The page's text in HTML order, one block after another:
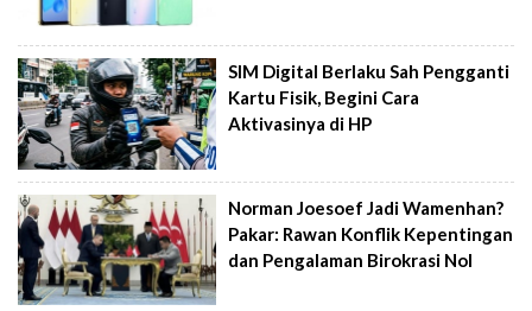
SIM Digital Berlaku Sah Pengganti
Kartu Fisik, Begini Cara
Aktivasinya di HP
Norman Joesoef Jadi Wamenhan?
Pakar: Rawan Konflik Kepentingan
dan Pengalaman Birokrasi Nol